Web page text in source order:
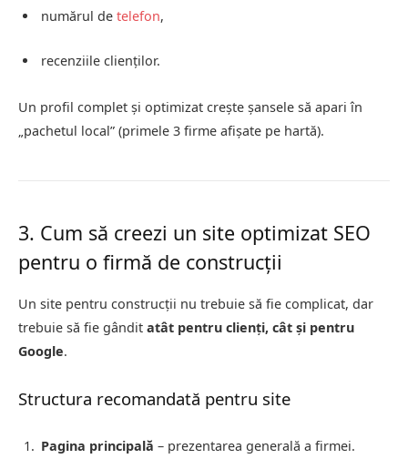
numărul de telefon,
recenziile clienților.
Un profil complet și optimizat crește șansele să apari în
„pachetul local” (primele 3 firme afișate pe hartă).
3. Cum să creezi un site optimizat SEO
pentru o firmă de construcții
Un site pentru construcții nu trebuie să fie complicat, dar
trebuie să fie gândit atât pentru clienți, cât și pentru
Google.
Structura recomandată pentru site
Pagina principală – prezentarea generală a firmei.